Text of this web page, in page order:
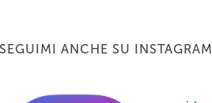
SEGUIMI ANCHE SU INSTAGRAM